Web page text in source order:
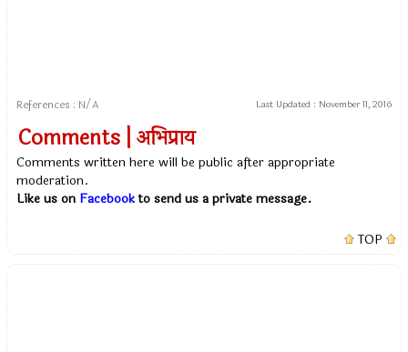
References : N/A Last Updated : November 11, 2016
Comments | अभिप्राय
Comments written here will be public after appropriate
moderation.
Like us on Facebookto send us a private message.
TOP